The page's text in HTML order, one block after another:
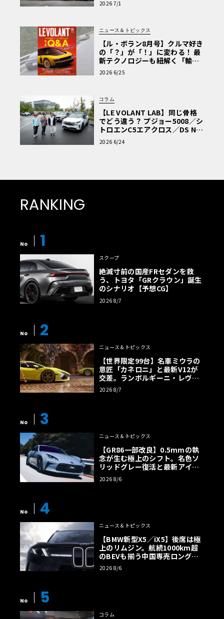
2026 7/1
ニュース＆トピックス
【ル・ボラン8月号】クルマ好き
の「？」が「！」に変わる！ 最
新テクノロジーも紐解く「輸入
車Q&A」
2026 6/25
コラム
【LE VOLANT LAB】同じ骨格
でどう違う？ プジョー5008／シ
トロエンC5エアクロス／DS Nº4
読者一気乗りレポート
2026 6/24
RANKING
No 1
スクープ
絶滅寸前の国産FRセダンを救
う、トヨタ「GRクラウン」誕生
のシナリオ【予想CG】
2026 8/7
No 2
ニュース＆トピックス
【世界限定99台】名車ミウラの
意匠「カネロニ」と最新V12が
交差。ランボルギーニ・レヴエ
ルトに60周年記念車が登場
2026 8/7
No 3
ニュース＆トピックス
【GR86一部改良】0.5mmの執
念が生む極上のシフト。名色ソ
リッドグレー復活と最新アイサ
イトでFRの極みへ
2026 8/6
No 4
ニュース＆トピックス
【BMW新型X5／iX5】後席は極
上のリムジン。航続1000km超
のBEVも揃う中国専売ロング仕
様の全貌
2026 8/6
No 5
コラム